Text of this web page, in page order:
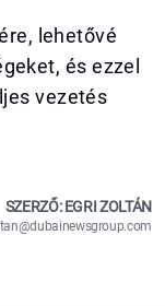
lehetővé
és ezzel
vezetés
SZERZŐ: EGRI ZOLTÁN